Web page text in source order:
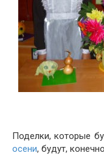
Поделки, которые
осени, будут,